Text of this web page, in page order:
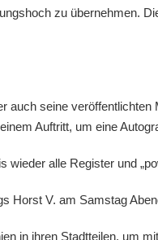
zu übernehmen.
auch seine
Auftritt, um eine
alle Register und
Horst V. am Samstag
in ihren Stadtteilen, um